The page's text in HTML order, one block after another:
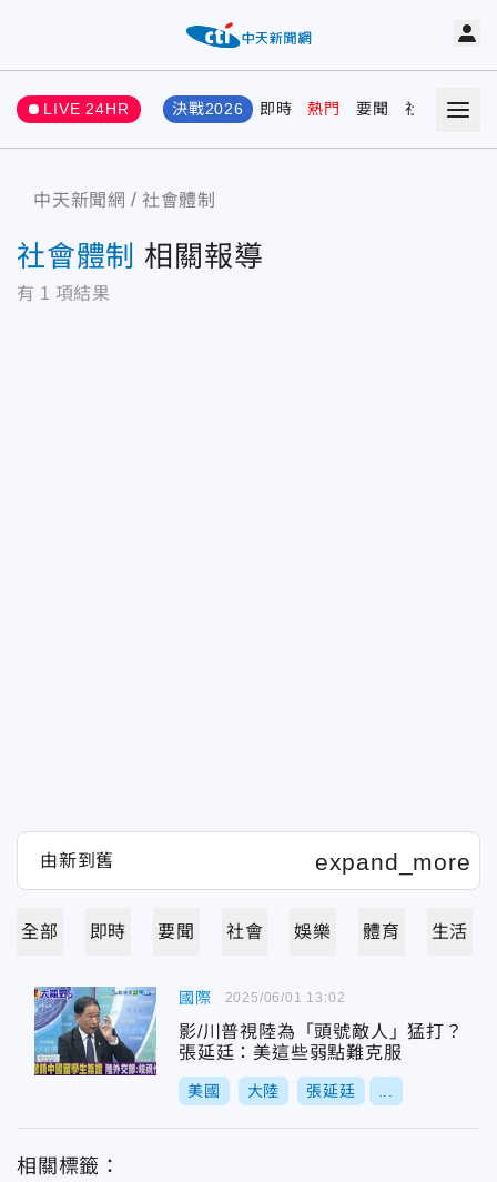
LIVE 24HR 決戰2026 即時 熱門 要聞 社會 娛樂
中天新聞網 社會體制
社會體制 相關報導
有 1 項結果
全部 即時 要聞 社會 娛樂 體育 生活
國際
影/川普視陸為「頭號敵人」猛打？
張延廷：美這些弱點難克服
美國 大陸 張延廷
2025/06/01 13:02
相關標籤：